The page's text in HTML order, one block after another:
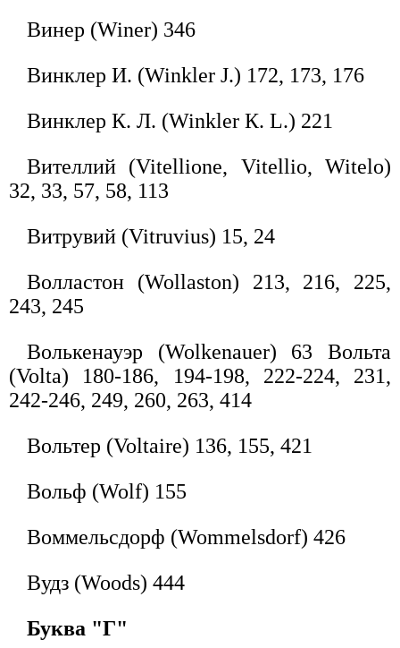
Винер (Winer) 346
Винклер И. (Winkler J.) 172, 173, 176
Винклер К. Л. (Winkler К. L.) 221
Вителлий (Vitellione, Vitellio, Witelo)
32, 33, 57, 58, 113
Витрувий (Vitruvius) 15, 24
Волластон (Wollaston) 213, 216, 225,
243, 245
Волькенауэр (Wolkenauer) 63 Вольта
(Volta) 180-186, 194-198, 222-224, 231,
242-246, 249, 260, 263, 414
Вольтер (Voltaire) 136, 155, 421
Вольф (Wolf) 155
Воммельсдорф (Wommelsdorf) 426
Вудз (Woods) 444
Буква "Г"